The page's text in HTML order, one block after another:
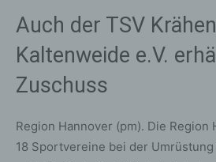
Auch der TSV
Kaltenweide e.V.
Zuschuss
Region Hannover (pm). Die
18 Sportvereine bei der